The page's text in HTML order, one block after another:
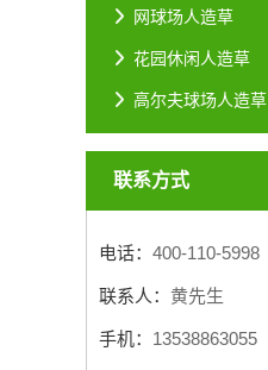
网球场人造草
花园休闲人造草
高尔夫球场人造草
联系方式
电话： 400-110-5998
联系人： 黄先生
手机： 13538863055